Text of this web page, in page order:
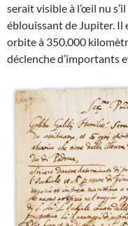
serait visible à l’œil nu
éblouissant de Jupiter. Il
orbite à 350.000
déclenche d’importants